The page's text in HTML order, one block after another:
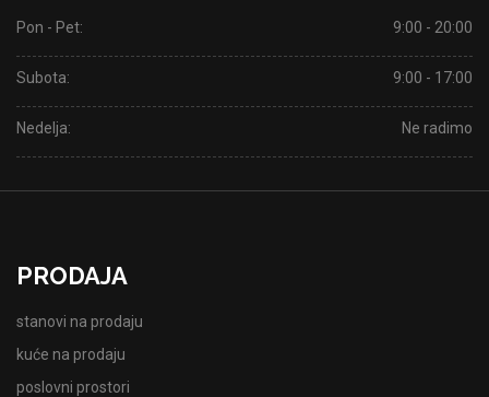
Pon - Pet: 9:00 - 20:00
Subota: 9:00 - 17:00
Nedelja: Ne radimo
PRODAJA
stanovi na prodaju
kuće na prodaju
poslovni prostori